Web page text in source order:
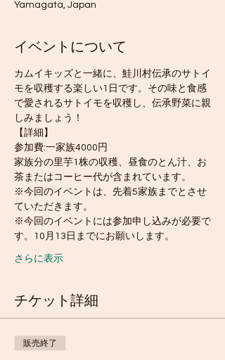
Yamagata, Japan
イベントについて
カムイキッズと一緒に、鮭川村伝承のサトイ
モを収穫する楽しい1日です。その味と食感
で愛されるサトイモを収穫し、伝承野菜に親
しみましょう！
【詳細】
参加費:一家族4000円
家族分の里芋1株の収穫、昼食のとん汁、お
茶またはコーヒー代が含まれています。
※今回のイベントは、先着5家族までとさせ
ていただきます。
※今回のイベントには参加申し込みが必要で
す。10月13日までにお願いします。
さらに表示
チケット詳細
販売終了